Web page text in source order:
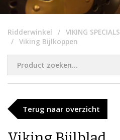
Ridderwinkel VIKING SPECIALS
Viking Bijlkoppen
Terug naar overzicht